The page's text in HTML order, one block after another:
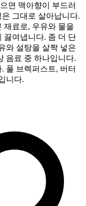
면 맥아향이 부드러
그대로 살아납니다.
재료로, 우유와 물을
끓여냅니다. 좀 더 단
와 설탕을 살짝 넣은
음료 중 하나입니다.
풀 브렉퍼스트, 버터
니다.